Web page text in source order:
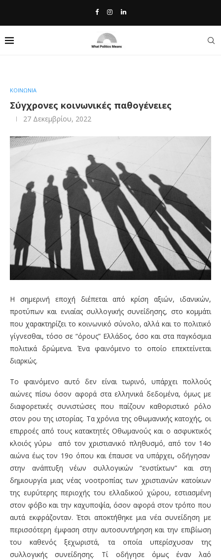
ΚΟΙΝΩΝΙΑ
Σύγχρονες κοινωνικές παθογένειες
27 Δεκεμβρίου, 2022
Η σημερινή εποχή διέπεται από κρίση αξιών, ιδανικών,
προτύπων και ενιαίας συλλογικής συνείδησης, στο κομμάτι
που χαρακτηρίζει το κοινωνικό σύνολο, αλλά και το πολιτικό
γίγνεσθαι, τόσο σε “όρους” Ελλάδος, όσο και στα παγκόσμια
πολιτικά δρώμενα. Ένα φαινόμενο το οποίο επεκτείνεται
διαρκώς.
Το φαινόμενο αυτό δεν είναι τωρινό, υπάρχει πολλούς
αιώνες πίσω όσον αφορά στα ελληνικά δεδομένα, όμως με
διαφορετικές συνιστώσες που παίζουν καθοριστικό ρόλο
στον ρου της ιστορίας. Τα χρόνια της οθωμανικής κατοχής, οι
επιρροές από τους κατακτητές Οθωμανούς και ο ασφυκτικός
κλοιός γύρω από τον χριστιανικό πληθυσμό, από τον 14ο
αιώνα έως τον 19ο όπου και έπαυσε να υπάρχει, οδήγησαν
στην ανάπτυξη νέων συλλογικών “ενστίκτων” και στη
δημιουργία μιας νέας νοοτροπίας των χριστιανών κατοίκων
της ευρύτερης περιοχής του ελλαδικού χώρου, εστιασμένη
στον φόβο και την καχυποψία, όσον αφορά στον τρόπο που
αυτά εκφράζονταν. Έτσι αποκτήθηκε μια νέα συνείδηση με
περισσότερη έμφαση στην αυτοσυντήρηση και την επιβίωση
του καθενός ξεχωριστά, τα οποία υπερίσχυσαν της
συλλογικής συνείδησης. Τί οδήγησε όμως έναν λαό